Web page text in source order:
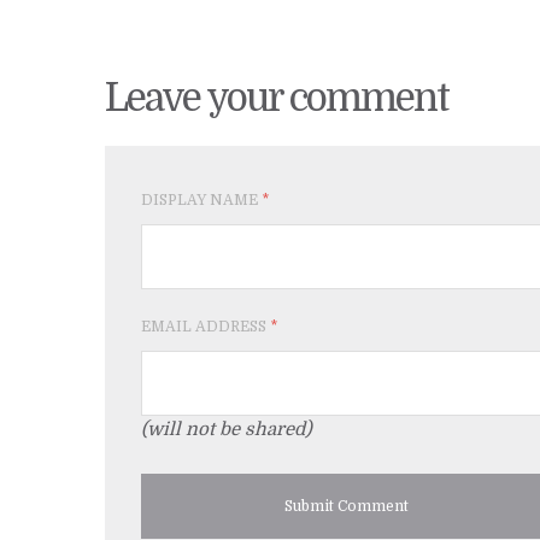
Leave your comment
DISPLAY NAME *
EMAIL ADDRESS *
(will not be shared)